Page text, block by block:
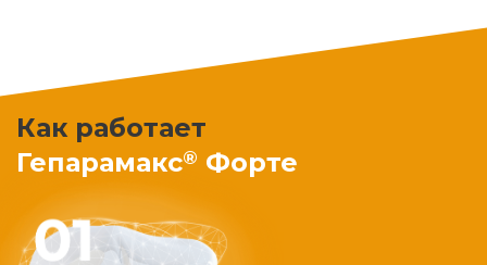
Как работает
Гепарамакс® Форте